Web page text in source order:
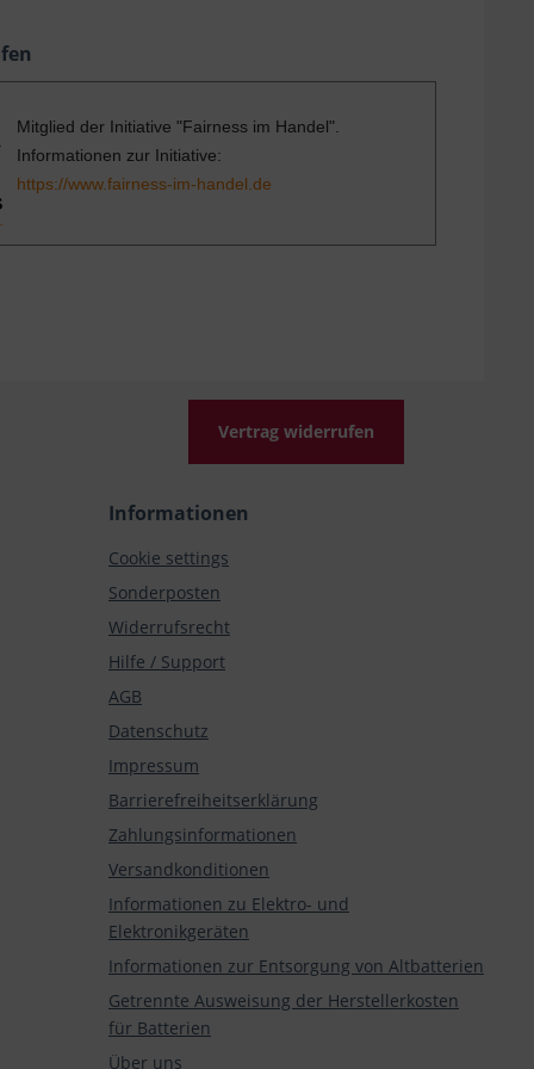
Mitglied der Initiative "Fairness im Handel".
Informationen zur Initiative:
https://www.fairness-im-handel.de
Vertrag widerrufen
Informationen
Cookie settings
Sonderposten
Widerrufsrecht
Hilfe / Support
AGB
Datenschutz
Impressum
Barrierefreiheitserklärung
Zahlungsinformationen
Versandkonditionen
Informationen zu Elektro- und
Elektronikgeräten
Informationen zur Entsorgung von Altbatterien
Getrennte Ausweisung der Herstellerkosten
für Batterien
Über uns